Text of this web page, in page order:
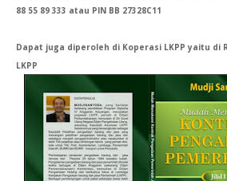
88 55 89 333 atau PIN BB 27328C11
Dapat juga diperoleh di Koperasi LKPP yaitu di
LKPP